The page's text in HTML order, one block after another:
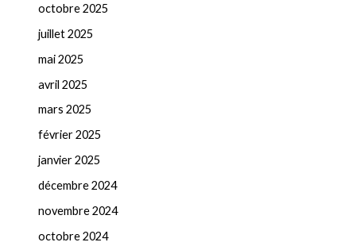
octobre 2025
juillet 2025
mai 2025
avril 2025
mars 2025
février 2025
janvier 2025
décembre 2024
novembre 2024
octobre 2024